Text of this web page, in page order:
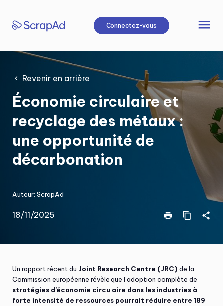
contenu
Connectez-vous menu
Revenir en arrière
Économie circulaire et
recyclage des métaux :
une opportunité de
décarbonation
Auteur: ScrapAd
18/11/2025 print content_copy share
Un rapport récent du Joint Research Centre (JRC) de la
Commission européenne révèle que l’adoption complète de
stratégies d’économie circulaire dans les industries à
forte intensité de ressources pourrait réduire entre 189